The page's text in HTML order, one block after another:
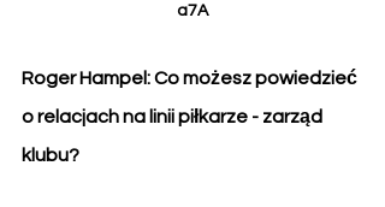
a7A
Roger Hampel: Co możesz powiedzieć
o relacjach na linii piłkarze - zarząd
klubu?